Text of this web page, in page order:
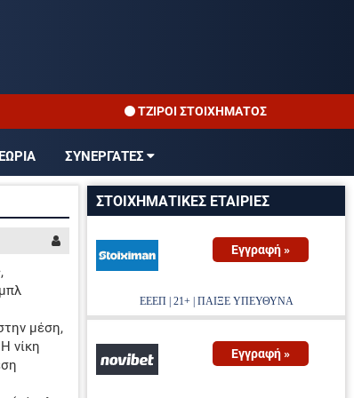
ΤΖΊΡΟΙ ΣΤΟΙΧΉΜΑΤΟΣ
TV
ΣΥΝΕΡΓΑΤΕΣ
,
μέση,
νίκη
ΣΤΟΙΧΗΜΑΤΙΚΕΣ ΕΤΑΙΡΙΕΣ
Εγγραφή »
ΕΕΕΠ | 21+ | ΠΑΙΞΕ ΥΠΕΥΘΥΝΑ
Εγγραφή »